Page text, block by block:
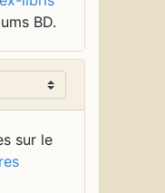
BD.
sur le